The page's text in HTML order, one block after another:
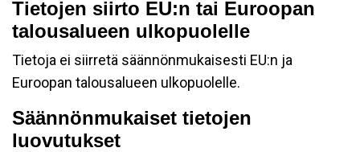
Tietojen siirto EU:n tai Euroopan
talousalueen ulkopuolelle
Tietoja ei siirretä säännönmukaisesti EU:n ja
Euroopan talousalueen ulkopuolelle.
Säännönmukaiset tietojen
luovutukset